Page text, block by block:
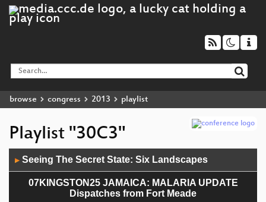
browse congress 2013 playlist
Playlist "30C3"
Player
▶ Seeing The Secret State: Six Landscapes
07KINGSTON25 JAMAICA: MALARIA UPDATE
Dispatches from Fort Meade